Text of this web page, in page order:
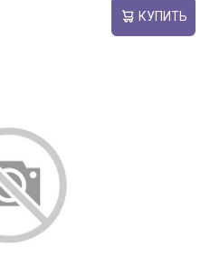
КУПИТЬ